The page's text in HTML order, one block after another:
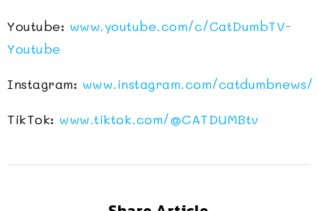
Youtube: www.youtube.com/c/CatDumbTV-
Youtube
Instagram: www.instagram.com/catdumbnews/
TikTok: www.tiktok.com/@CATDUMBtv